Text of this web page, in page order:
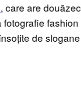
, care are
de